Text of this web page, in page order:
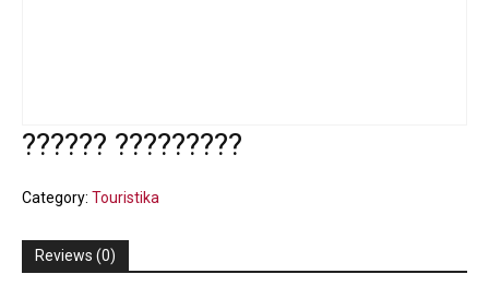
?????? ?????????
Category: Touristika
Reviews (0)